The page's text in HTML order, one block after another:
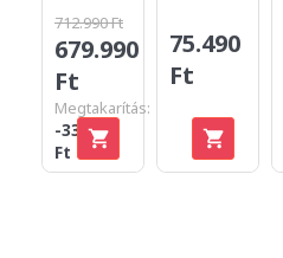
712.990 Ft
679.990
Ft
Megtakarítás:
-33.000
Ft
75.490
Ft